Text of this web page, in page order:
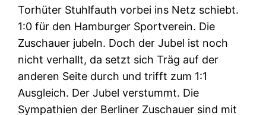
Torhüter Stuhlfauth vorbei ins Netz schiebt.
1:0 für den Hamburger Sportverein. Die
Zuschauer jubeln. Doch der Jubel ist noch
nicht verhallt, da setzt sich Träg auf der
anderen Seite durch und trifft zum 1:1
Ausgleich. Der Jubel verstummt. Die
Sympathien der Berliner Zuschauer sind mit